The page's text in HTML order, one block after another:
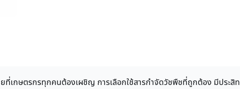
เกษตรกรทุกคนต้องเผชิญ การเลือกใช้สารกำจัดวัชพืชที่ถูกต้อง มีประสิ